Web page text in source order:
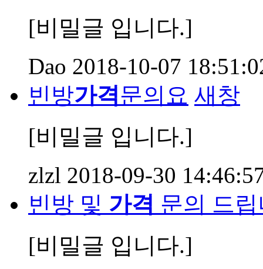
[비밀글 입니다.]
Dao 2018-10-07
빈방가격문의요 새창
[비밀글 입니다.]
zlzl 2018-09-30
빈방 및 가격 문의 드
[비밀글 입니다.]